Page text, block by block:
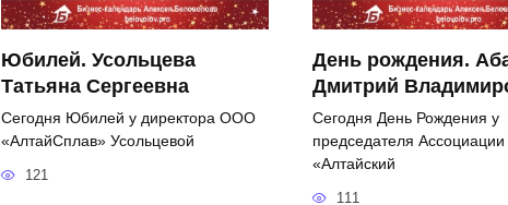
Юбилей. Усольцева
Татьяна Сергеевна
Сегодня Юбилей у директора ООО
«АлтайСплав» Усольцевой
121
День рождения.
Дмитрий
Сегодня День Рождения у
председателя Ассоциации
«Алтайский
111